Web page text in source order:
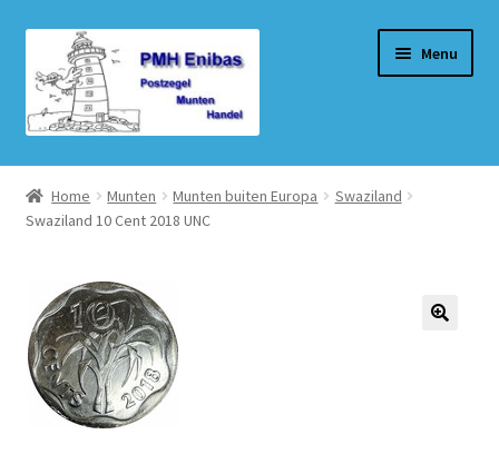
door
naar
navigatie
naar
de
inhoud
Menu
Home
Beurzen
Winkel
Winkelmand
Afrekenen
Home Munten Munten buiten Europa
Swaziland
Swaziland 10 Cent 2018 UNC